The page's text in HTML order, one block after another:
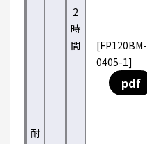
耐
2
時
間
[FP120BM-
0405-1]
pdf